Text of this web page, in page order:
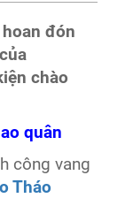
đón
chào
quân
công vang
Tháo